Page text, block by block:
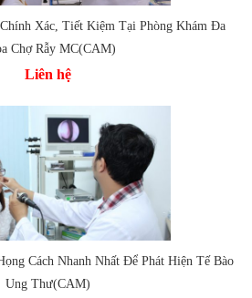
Xác, Tiết Kiệm Tại Phòng Khám Đa
Chợ Rẫy MC(CAM)
Liên hệ
Cách Nhanh Nhất Để Phát Hiện Tế Bào
Ung Thư(CAM)